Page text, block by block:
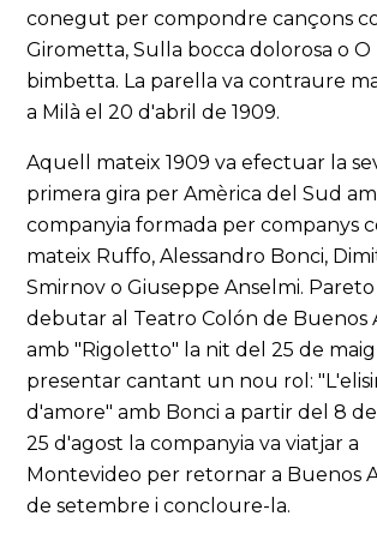
conegut per compondre cançons
Girometta, Sulla bocca dolorosa o O
bimbetta. La parella va contraure
a Milà el 20 d'abril de 1909.
Aquell mateix 1909 va efectuar la
primera gira per Amèrica del Sud
companyia formada per companys
mateix Ruffo, Alessandro Bonci,
Smirnov o Giuseppe Anselmi. Pareto
debutar al Teatro Colón de Buenos
amb "Rigoletto" la nit del 25 de maig
presentar cantant un nou rol:
d'amore" amb Bonci a partir del 8 de
25 d'agost la companyia va viatjar a
Montevideo per retornar a Buenos
de setembre i concloure-la.